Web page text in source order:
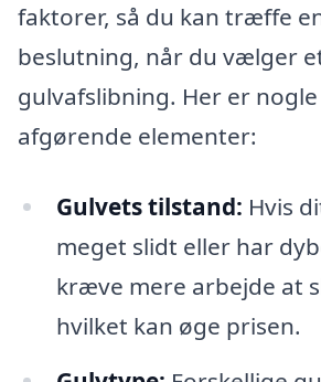
faktorer, så du kan træffe
beslutning, når du vælger
gulvafslibning. Her er
afgørende elementer:
Gulvets tilstand: Hvis
meget slidt eller har
kræve mere arbejde at
hvilket kan øge prisen.